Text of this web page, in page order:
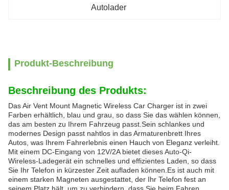
Autolader
Produkt-Beschreibung
Beschreibung des Produkts:
Das Air Vent Mount Magnetic Wireless Car Charger ist in zwei
Farben erhältlich, blau und grau, so dass Sie das wählen können,
das am besten zu Ihrem Fahrzeug passt.Sein schlankes und
modernes Design passt nahtlos in das Armaturenbrett Ihres
Autos, was Ihrem Fahrerlebnis einen Hauch von Eleganz verleiht.
Mit einem DC-Eingang von 12V/2A bietet dieses Auto-Qi-
Wireless-Ladegerät ein schnelles und effizientes Laden, so dass
Sie Ihr Telefon in kürzester Zeit aufladen können.Es ist auch mit
einem starken Magneten ausgestattet, der Ihr Telefon fest an